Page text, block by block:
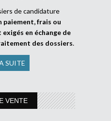
de candidature
paiement, frais ou
en échange de
des dossiers.
SUITE
VENTE